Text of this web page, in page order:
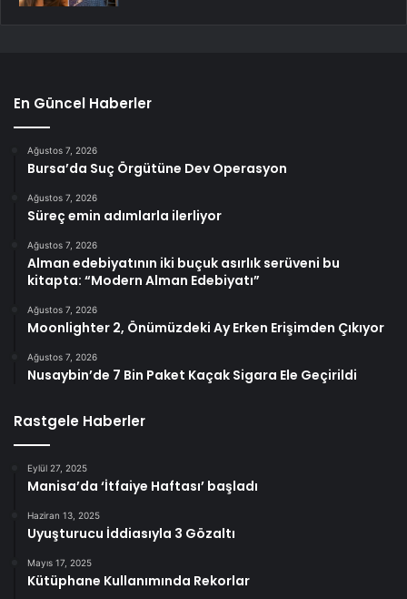
En Güncel Haberler
Ağustos 7, 2026
Bursa’da Suç Örgütüne Dev Operasyon
Ağustos 7, 2026
Süreç emin adımlarla ilerliyor
Ağustos 7, 2026
Alman edebiyatının iki buçuk asırlık serüveni bu
kitapta: “Modern Alman Edebiyatı”
Ağustos 7, 2026
Moonlighter 2, Önümüzdeki Ay Erken Erişimden Çıkıyor
Ağustos 7, 2026
Nusaybin’de 7 Bin Paket Kaçak Sigara Ele Geçirildi
Rastgele Haberler
Eylül 27, 2025
Manisa’da ‘İtfaiye Haftası’ başladı
Haziran 13, 2025
Uyuşturucu İddiasıyla 3 Gözaltı
Mayıs 17, 2025
Kütüphane Kullanımında Rekorlar